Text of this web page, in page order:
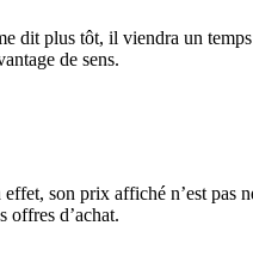
dit plus tôt, il viendra un
de sens.
son prix affiché n’est
offres d’achat.